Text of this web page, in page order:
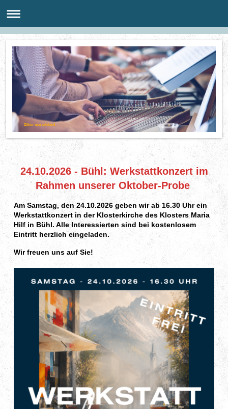
Zither neu erleben!
24.10.2026 - Bühl: Werkstattkonzert im
Rahmen unserer Oktober-Probe
Am Samstag, den 24.10.2026 geben wir ab 16.30 Uhr ein
Werkstattkonzert in der Klosterkirche des Klosters Maria
Hilf in Bühl. Alle Interessierten sind bei kostenlosem
Eintritt herzlich eingeladen.
Wir freuen uns auf Sie!